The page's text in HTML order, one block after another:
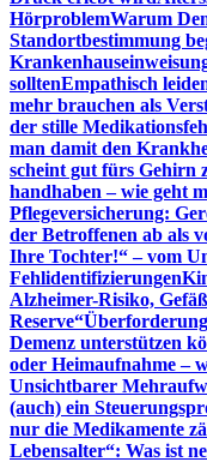
HörproblemWarum
Standortbestimmung
solltenEmpathisch
mehr brauchen als
der stille
man damit den
scheint gut fürs Gehirn
handhaben – wie geht
Pflegeversicherung:
der Betroffenen ab als
Ihre Tochter!“ – vom
Fehlidentifizierungen
Alzheimer-Risiko,
Reserve“
Demenz unterstützen
oder Heimaufnahme –
Unsichtbarer
(auch) ein
nur die Medikamente
Lebensalter“: Was ist